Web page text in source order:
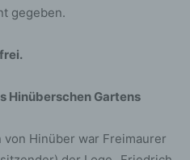
gegeben.
Hinüberschen Gartens
Hinüber war Freimaurer